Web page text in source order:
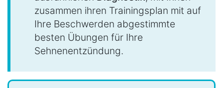
zusammen ihren Trainingsplan mit auf
Ihre Beschwerden abgestimmte
besten Übungen für Ihre
Sehnenentzündung.